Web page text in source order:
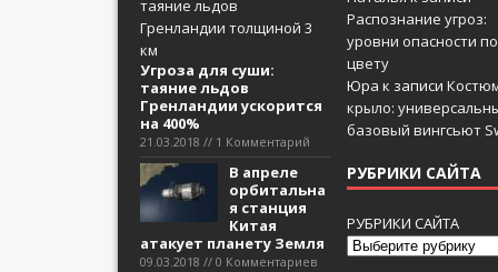
Угроза для суши:
таяние льдов
Гренландии ускорится
на 400%
21.03.2018 // 1 Комментарий
В апреле
орбитальна
я станция
Китая
атакует планету Земля
09.03.2018 // 0 Комментариев
Распознание угроз:
уровни опасности по
цвету
Юра к записи
крыло:
базовый вингсьют
РУБРИКИ САЙТА
РУБРИКИ САЙТА